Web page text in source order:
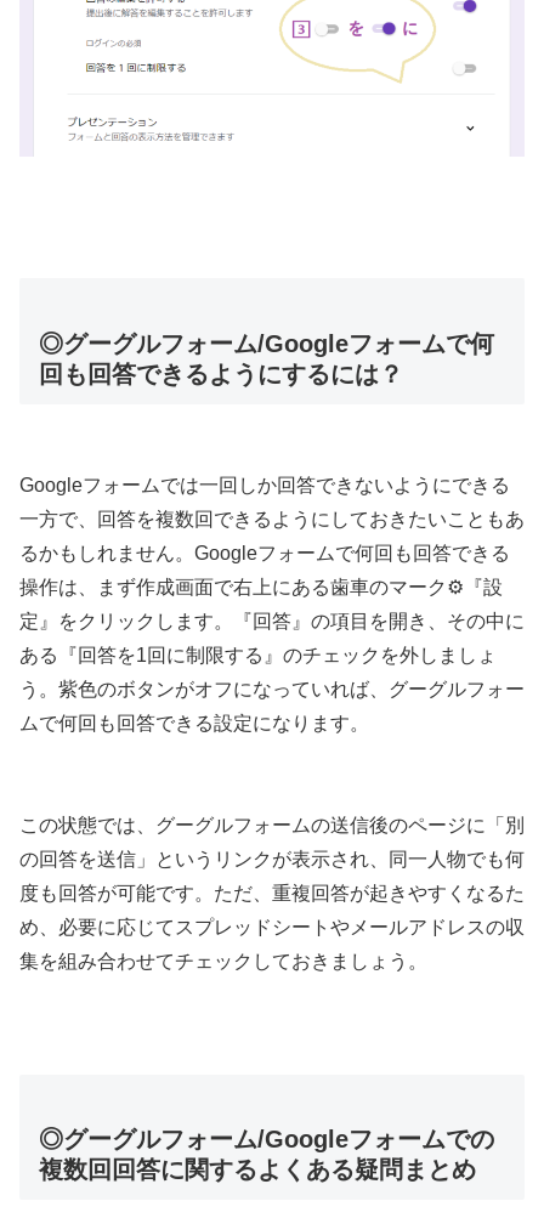
◎グーグルフォーム/Googleフォームで何
回も回答できるようにするには？
Googleフォームでは一回しか回答できないようにできる
一方で、回答を複数回できるようにしておきたいこともあ
るかもしれません。Googleフォームで何回も回答できる
操作は、まず作成画面で右上にある歯車のマーク⚙『設
定』をクリックします。『回答』の項目を開き、その中に
ある『回答を1回に制限する』のチェックを外しましょ
う。紫色のボタンがオフになっていれば、グーグルフォー
ムで何回も回答できる設定になります。
この状態では、グーグルフォームの送信後のページに「別
の回答を送信」というリンクが表示され、同一人物でも何
度も回答が可能です。ただ、重複回答が起きやすくなるた
め、必要に応じてスプレッドシートやメールアドレスの収
集を組み合わせてチェックしておきましょう。
◎グーグルフォーム/Googleフォームでの
複数回回答に関するよくある疑問まとめ